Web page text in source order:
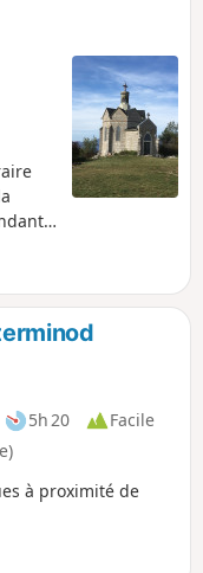
la
points
et
est
de
5h 20
Facile
à proximité de